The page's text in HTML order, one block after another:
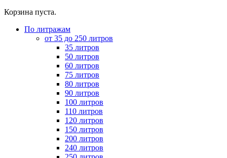
Корзина пуста.
По литражам
от 35 до 250 литров
35 литров
50 литров
60 литров
75 литров
80 литров
90 литров
100 литров
110 литров
120 литров
150 литров
200 литров
240 литров